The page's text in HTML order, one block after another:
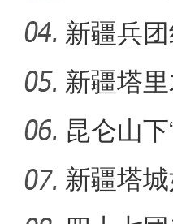
圈”？
新疆兵
新疆塔
昆仑山
新疆塔